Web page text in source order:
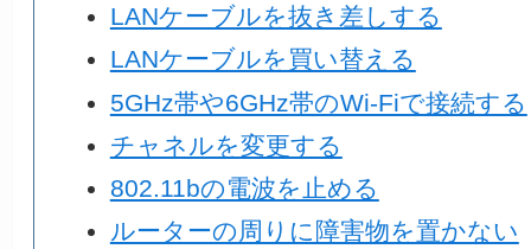
LANケーブルを抜き差しする
LANケーブルを買い替える
5GHz帯や6GHz帯のWi-Fiで接続する
チャネルを変更する
802.11bの電波を止める
ルーターの周りに障害物を置かない